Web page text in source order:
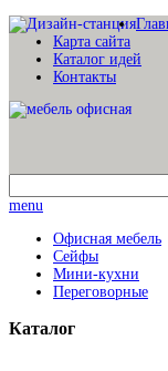
Карта сайта
Каталог идей
Контакты
menu
Офисная мебель
Сейфы
Мини-кухни
Переговорные
Каталог